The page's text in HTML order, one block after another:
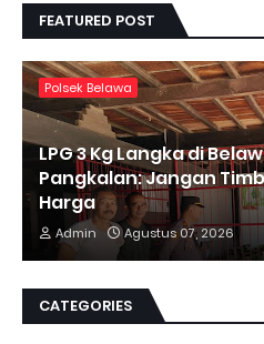
FEATURED POST
Polsek Belawa
LPG 3 Kg Langka di
Pangkalan: Jangan
Harga
Admin Agustus 07, 2026
CATEGORIES